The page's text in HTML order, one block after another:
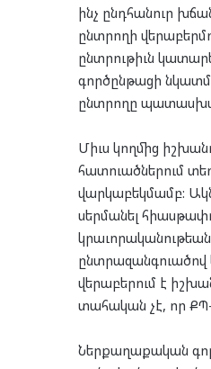
ինչ ընդհանուր
ընտրողի
ընտրութիւն
գործընթացի
ընտրողը
Միւս կողմից
հատուածներում
վարկաբեկմամբ:
սերմանել
ընտրազանգուածով
վերաբերում է
տահական չէ, որ ՔՊ-
Ներքաղաքական